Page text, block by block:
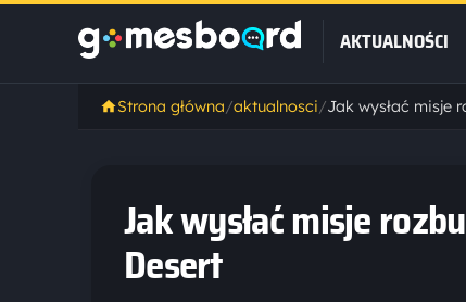
AKTUALNOŚCI
Strona główna/aktualnosci/
Jak wysłać misje
Desert